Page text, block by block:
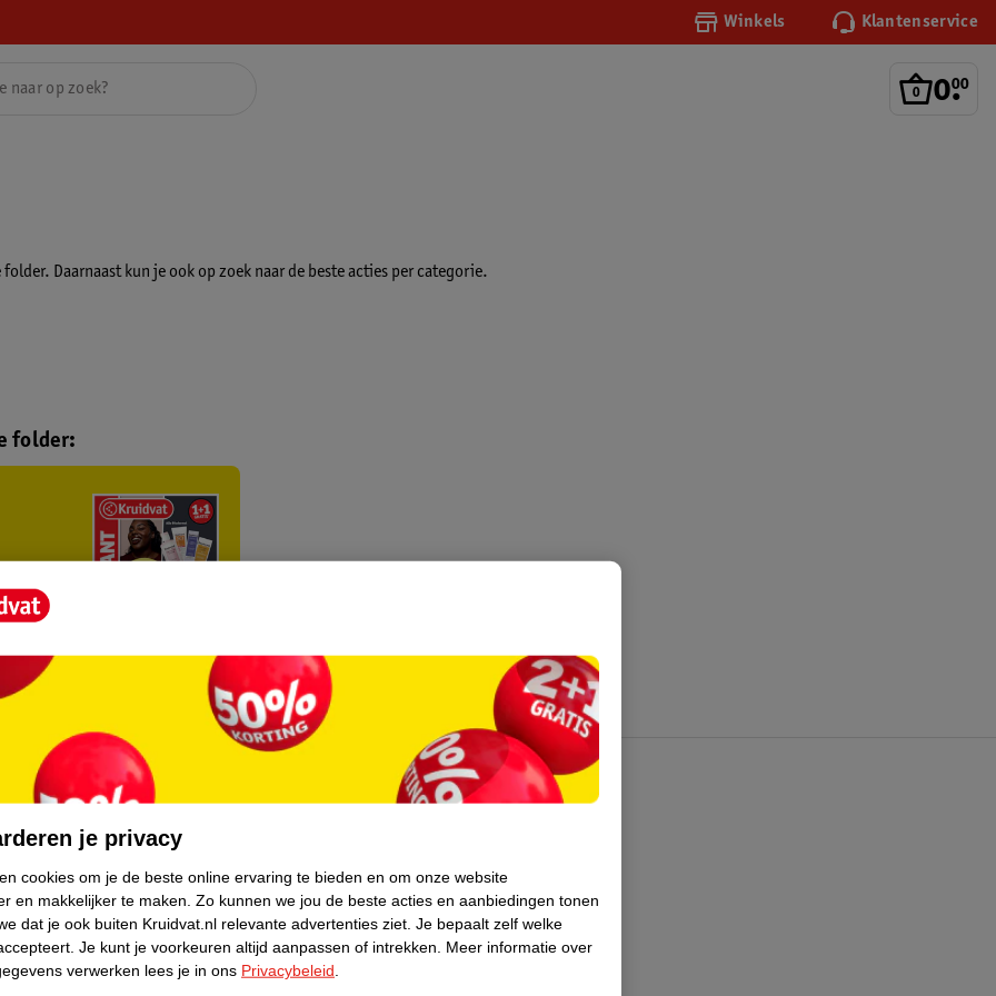
Winkels Klantenservice
0.
00
Daarnaast kun je ook op zoek naar de beste acties per categorie.
folder:
Over Kruidvat
Pers
Winkelformule
Bedrijfsgegevens
je privacy
cookies om je de beste online ervaring te bieden en om onze website
en makkelijker te maken. Zo kunnen we jou de beste acties en aanbiedingen tonen
dat je ook buiten Kruidvat.nl relevante advertenties ziet. Je bepaalt zelf welke
Je kunt je voorkeuren altijd aanpassen of intrekken.
Meer informatie over
verwerken lees je in ons Privacybeleid